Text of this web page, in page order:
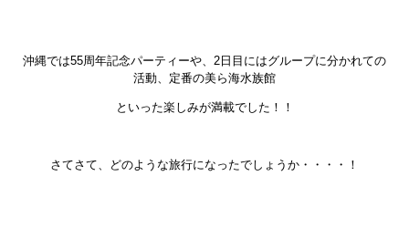
沖縄では55周年記念パーティーや、2日目にはグループに分かれての
活動、定番の美ら海水族館
といった楽しみが満載でした！！
さてさて、どのような旅行になったでしょうか・・・・！